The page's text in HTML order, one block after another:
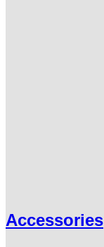
Accessories